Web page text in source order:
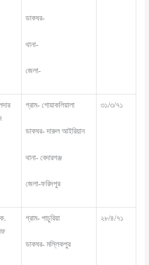
ডাকঘর-
থানা-
জেলা-
গ্রাম- গোয়াকলিয়ালা
ডাকঘর- দারুল আইরিয়ান
থানা- বেদারগঞ্জ
জেলা-ফরিদপুর
৩১/৩/৭১
গ্রাম- পাচুরিয়া
ডাকঘর- মল্লিকপুর
২৮/৪/৭১